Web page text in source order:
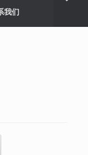
我们